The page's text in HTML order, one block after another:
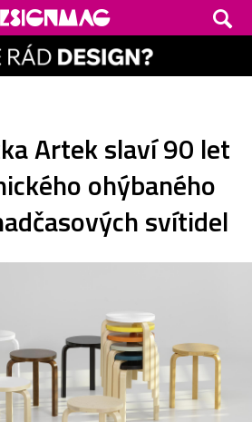
Artek slaví 90 let
ohýbaného
svítidel